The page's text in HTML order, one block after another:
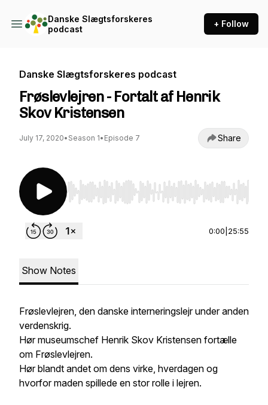
Danske Slægtsforskeres
podcast
+ Follow
Danske Slægtsforskeres podcast
Frøslevlejren - Fortalt af Henrik
Skov Kristensen
July 17, 2020• Season 1• Episode 7 Share
Use Left/Right to seek, Home/End to jump to
0:00 25:55
Show Notes
Frøslevlejren, den danske interneringslejr under anden
verdenskrig.
Hør museumschef Henrik Skov Kristensen fortælle
om Frøslevlejren.
Hør blandt andet om dens virke, hverdagen og
hvorfor maden spillede en stor rolle i lejren.